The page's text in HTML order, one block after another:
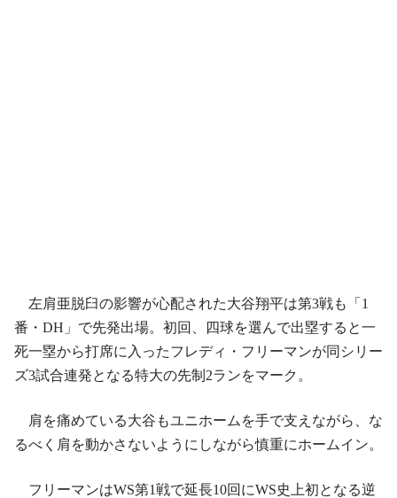
左肩亜脱臼の影響が心配された大谷翔平は第3戦も「1
番・DH」で先発出場。初回、四球を選んで出塁すると一
死一塁から打席に入ったフレディ・フリーマンが同シリー
ズ3試合連発となる特大の先制2ランをマーク。
肩を痛めている大谷もユニホームを手で支えながら、な
るべく肩を動かさないようにしながら慎重にホームイン。
フリーマンはWS第1戦で延長10回にWS史上初となる逆